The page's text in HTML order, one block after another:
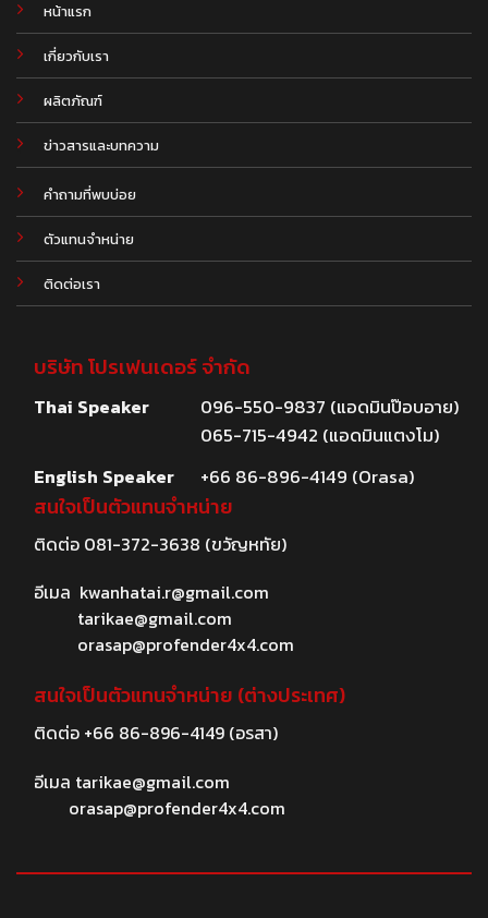
หน้าแรก
เกี่ยวกับเรา
ผลิตภัณฑ์
ข่าวสารและบทความ
.
คำถามที่พบบ่อย
ตัวแทนจำหน่าย
ติดต่อเรา
บริษัท โปรเฟนเดอร์ จำกัด
Thai Speaker
096-550-9837 (แอดมินป๊อบอาย)
065-715-4942 (แอดมินแตงโม)
English Speaker
+66 86-896-4149 (Orasa)
สนใจเป็นตัวแทนจำหน่าย
ติดต่อ 081-372-3638 (ขวัญหทัย)
อีเมล kwanhatai.r@gmail.com
tarikae@gmail.com
orasap@profender4x4.com
สนใจเป็นตัวแทนจำหน่าย (ต่างประเทศ)
ติดต่อ +66 86-896-4149(อรสา)
อีเมล tarikae@gmail.com
orasap@profender4x4.com